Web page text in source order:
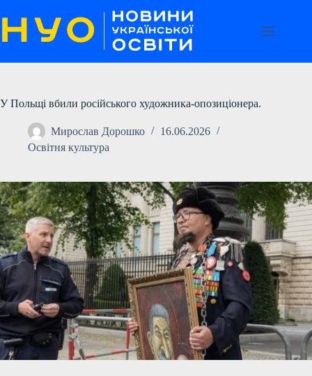
до
вмісту
У Польщі вбили російського художника-опозиціонера.
Мирослав Дорошко
16.06.2026
Освітня культура